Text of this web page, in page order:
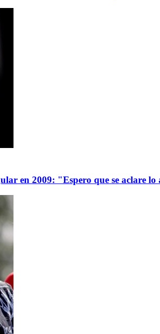
en 2009: "Espero que se aclare lo